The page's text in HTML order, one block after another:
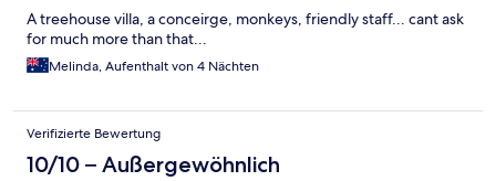
A treehouse villa, a conceirge, monkeys, friendly staff... cant ask
for much more than that...
Melinda, Aufenthalt von 4 Nächten
Verifizierte Bewertung
10/10 – Außergewöhnlich